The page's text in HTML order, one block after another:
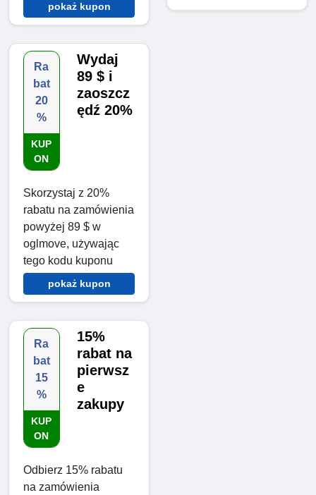
pokaż kupon
Ra
bat
20
%
KUP
ON
Wydaj
89 $ i
zaoszcz
ędź 20%
Skorzystaj z 20%
rabatu na zamówienia
powyżej 89 $ w
oglmove, używając
tego kodu kuponu
pokaż kupon
Ra
bat
15
%
KUP
ON
15%
rabat na
pierwsz
e
zakupy
Odbierz 15% rabatu
na zamówienia